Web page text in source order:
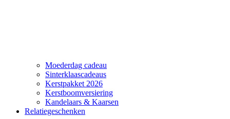
Moederdag cadeau
Sinterklaascadeaus
Kerstpakket 2026
Kerstboomversiering
Kandelaars & Kaarsen
Relatiegeschenken